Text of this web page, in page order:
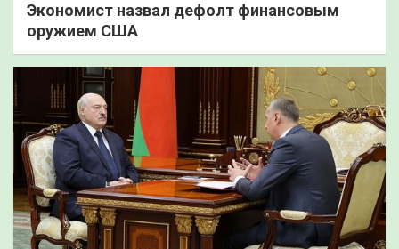
Экономист назвал дефолт финансовым
оружием США